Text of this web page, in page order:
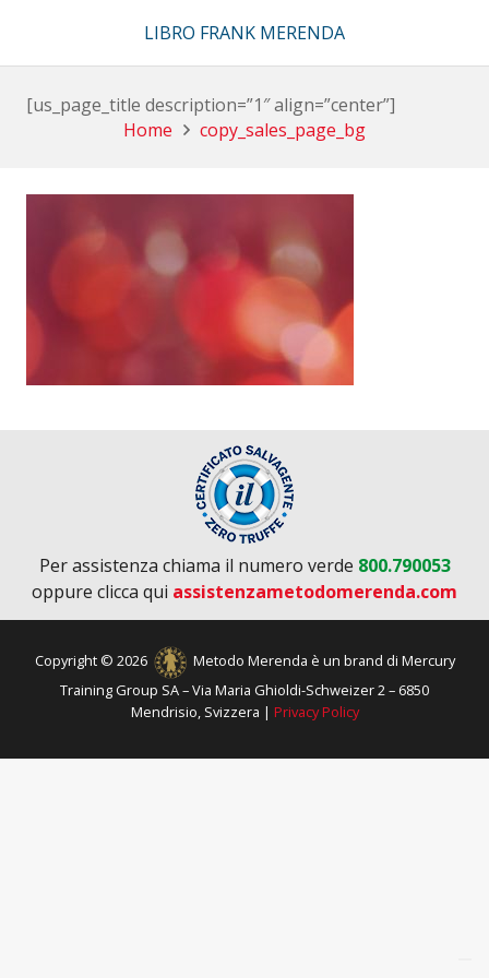
LIBRO FRANK MERENDA
[us_page_title description=”1″ align=”center”]
Home
copy_sales_page_bg
Per assistenza chiama il numero verde 800.790053
oppure clicca qui assistenzametodomerenda.com
Copyright © 2026
Metodo Merenda è un brand di Mercury
Training Group SA – Via Maria Ghioldi-Schweizer 2 – 6850
Mendrisio, Svizzera | Privacy Policy